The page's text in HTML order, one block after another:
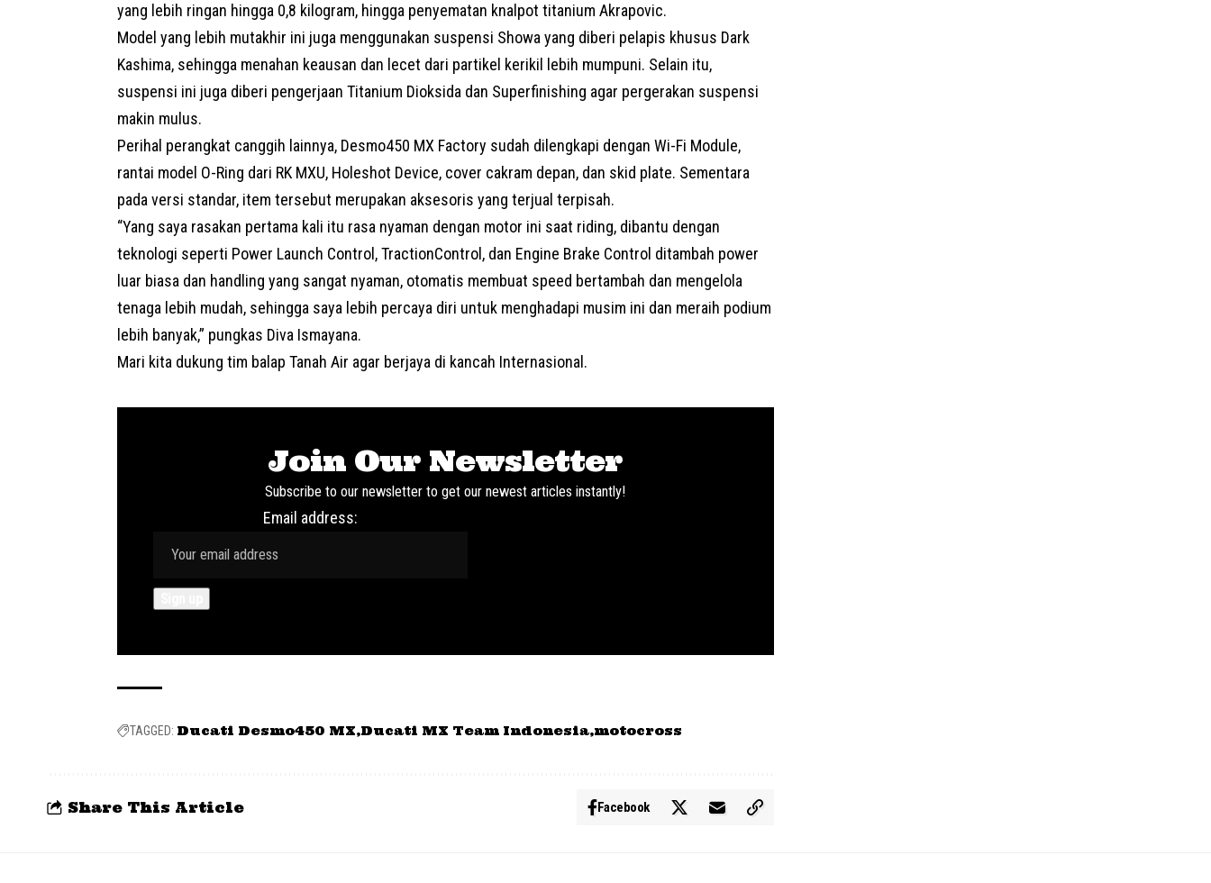
yang lebih ringan hingga 0,8 kilogram, hingga penyematan knalpot titanium Akrapovic.
Model yang lebih mutakhir ini juga menggunakan suspensi Showa yang diberi pelapis khusus Dark
Kashima, sehingga menahan keausan dan lecet dari partikel kerikil lebih mumpuni. Selain itu,
suspensi ini juga diberi pengerjaan Titanium Dioksida dan Superfinishing agar pergerakan suspensi
makin mulus.
Perihal perangkat canggih lainnya, Desmo450 MX Factory sudah dilengkapi dengan Wi-Fi Module,
rantai model O-Ring dari RK MXU, Holeshot Device, cover cakram depan, dan skid plate. Sementara
pada versi standar, item tersebut merupakan aksesoris yang terjual terpisah.
“Yang saya rasakan pertama kali itu rasa nyaman dengan motor ini saat riding, dibantu dengan
teknologi seperti Power Launch Control, TractionControl, dan Engine Brake Control ditambah power
luar biasa dan handling yang sangat nyaman, otomatis membuat speed bertambah dan mengelola
tenaga lebih mudah, sehingga saya lebih percaya diri untuk menghadapi musim ini dan meraih podium
lebih banyak,” pungkas Diva Ismayana.
Mari kita dukung tim balap Tanah Air agar berjaya di kancah Internasional.
Join Our Newsletter
Subscribe to our newsletter to get our newest articles instantly!
Email address:
TAGGED: Ducati Desmo450 MX Ducati MX Team Indonesia motocross
Share This Article Facebook